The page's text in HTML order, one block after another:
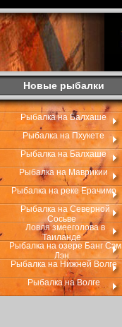
Новые рыбалки
Рыбалка на Балхаше
Рыбалка на Пхукете
Рыбалка на Балхаше
Рыбалка на Маврикии
Рыбалка на реке Ерачимо
Рыбалка на Северной
Сосьве
Ловля змееголова в
Таиланде
Рыбалка на озере Банг Сэм
Лэн
Рыбалка на Нижней Волге
Рыбалка на Волге